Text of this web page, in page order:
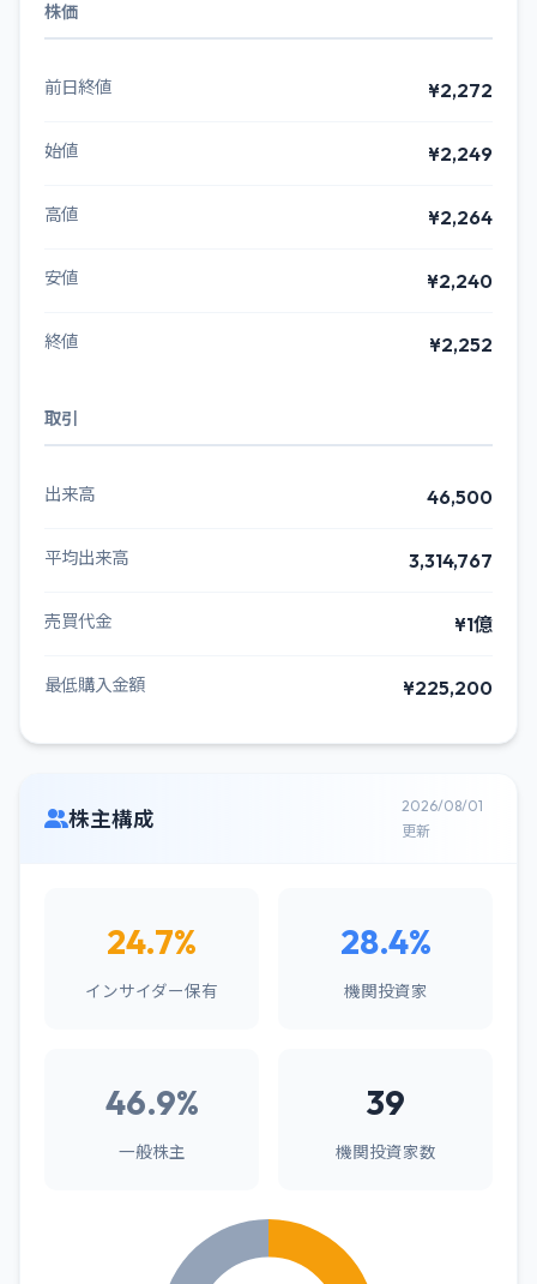
株価
前日終値 ¥2,272
始値 ¥2,249
高値 ¥2,264
安値 ¥2,240
終値 ¥2,252
取引
出来高 46,500
平均出来高 3,314,767
売買代金 ¥1億
最低購入金額 ¥225,200
株主構成
2026/08/01
更新
24.7%
インサイダー保有
28.4%
機関投資家
46.9%
一般株主
39
機関投資家数